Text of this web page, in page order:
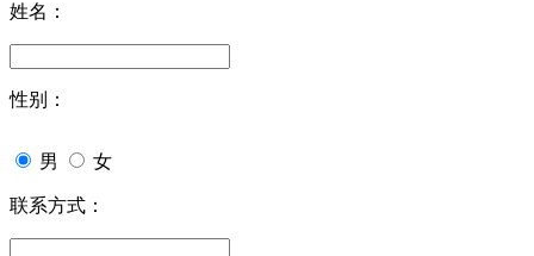
姓名：
性别：
男 女
联系方式：